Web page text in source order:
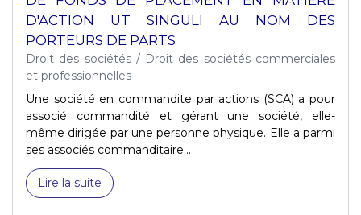
D'ACTION UT SINGULI AU NOM DES
PORTEURS DE PARTS
Droit des sociétés/ Droit des sociétés commerciales
et professionnelles
Une société en commandite par actions (SCA) a pour
associé commandité et gérant une société, elle-
même dirigée par une personne physique. Elle a parmi
ses associés commanditaire...
Lire la suite